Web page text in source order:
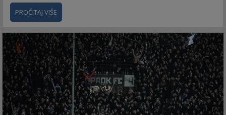
PROČITAJ VIŠE